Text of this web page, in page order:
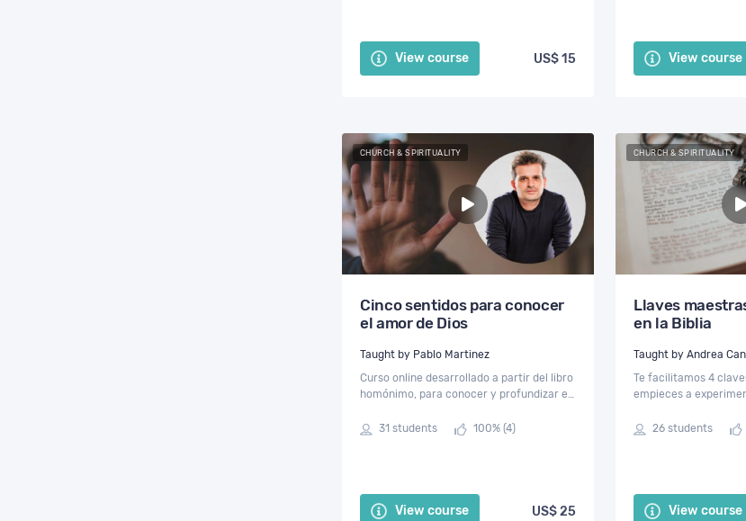
View course US$ 15 View course
CHURCH & SPIRITUALITY
Cinco sentidos para conocer
el amor de Dios
Taught by Pablo Martinez
Curso online desarrollado a partir del libro
homónimo, para conocer y profundizar el
invitación a una vida plena.
31 students 100% (4)
View course US$ 25
CHURCH & SPIRITUALITY
Llaves
en la Biblia
Taught by Andrea
Te facilitamos 4
empieces a
para tu vida diaria.
26 students
View course